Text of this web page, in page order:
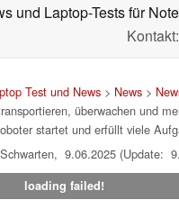
und Laptop-Tests für
Kontakt:
Test und News> News>
überwachen und
startet und erfüllt viele
9.06.2025 (Update:
loading failed!